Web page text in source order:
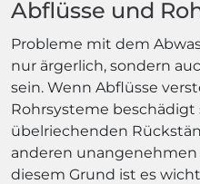
Abflüsse und
Probleme mit dem
nur ärgerlich, sondern
sein. Wenn Abflüsse
Rohrsysteme beschädigt
übelriechenden
anderen
diesem Grund ist es